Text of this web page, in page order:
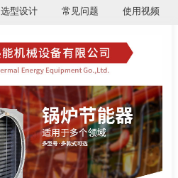
选型设计 常见问题 使用视频